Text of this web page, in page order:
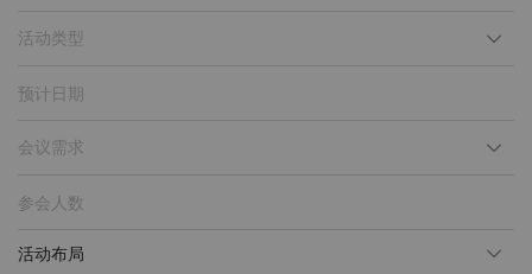
活动类型
预计日期
会议需求
活动布局